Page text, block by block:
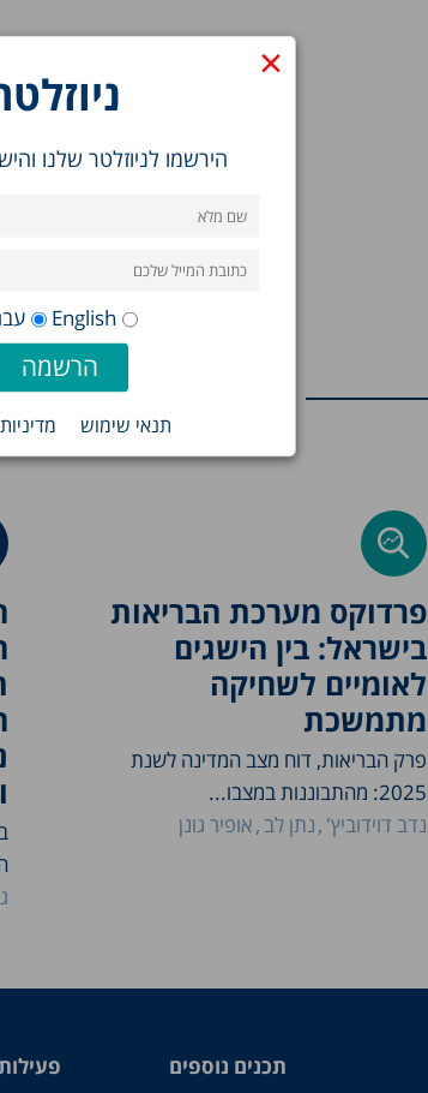
×
הירשמו לניוזלטר שלנו
English
תנאי שימוש
מחקרים
פרדוקס מערכת הבריאות
בישראל: בין הישגים
לאומיים לשחיקה
מתמשכת
פרק הבריאות, דוח מצב המדינה לשנת
2025: מהתבוננות במצבו...
נדב דוידוביץ' נתן לב אופיר גונן
תכנים נוספים